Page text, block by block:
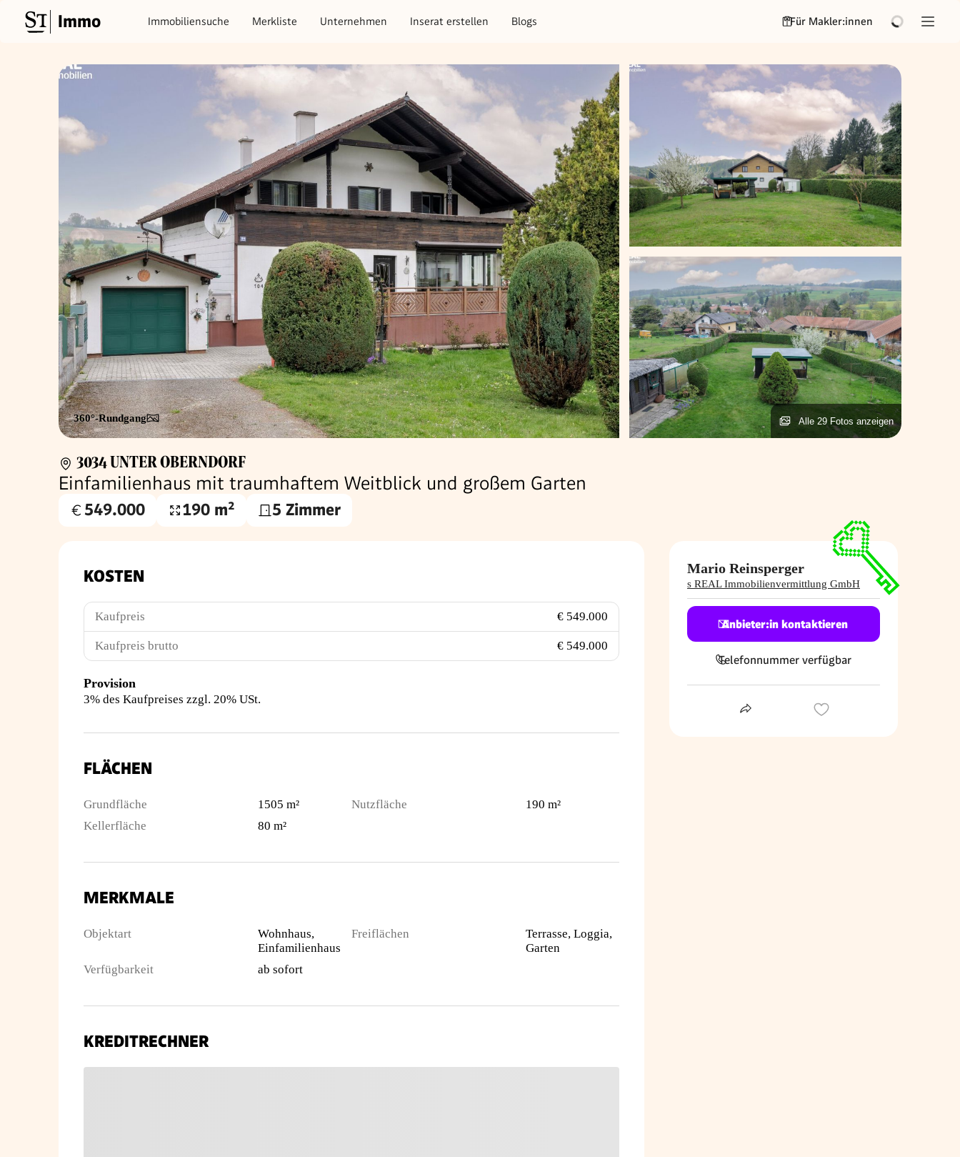
Immo Immobiliensuche Merkliste Unternehmen Inserat erstellen Blogs Für Makler:innen
360°-Rundgang Alle 29 Fotos anzeigen
3034 UNTER OBERNDORF
Einfamilienhaus mit traumhaftem Weitblick und großem Garten
Kaufpreis
549.000
Nutzfläche
190 m² 5 Zimmer
KOSTEN
Kaufpreis € 549.000
Kaufpreis brutto € 549.000
Provision
3% des Kaufpreises zzgl. 20% USt.
FLÄCHEN
Grundfläche
1505 m²
Kellerfläche
80 m²
Nutzfläche 190 m²
MERKMALE
Objektart
Wohnhaus,
Einfamilienhaus
Verfügbarkeit
ab sofort
Freiflächen
Terrasse, Loggia,
Garten
KREDITRECHNER
Mario Reinsperger
s REAL Immobilienvermittlung GmbH
Anbieter:in kontaktieren
Telefonnummer verfügbar